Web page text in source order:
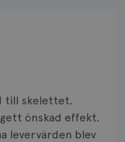
till skelettet.
önskad effekt.
levervärden blev